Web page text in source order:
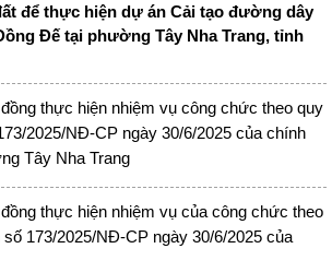
để thực hiện dự án Cải tạo đường dây
Đế tại phường Tây Nha Trang, tỉnh
thực hiện nhiệm vụ công chức theo quy
2025/NĐ-CP ngày 30/6/2025 của chính
Tây Nha Trang
thực hiện nhiệm vụ của công chức theo
số 173/2025/NĐ-CP ngày 30/6/2025 của